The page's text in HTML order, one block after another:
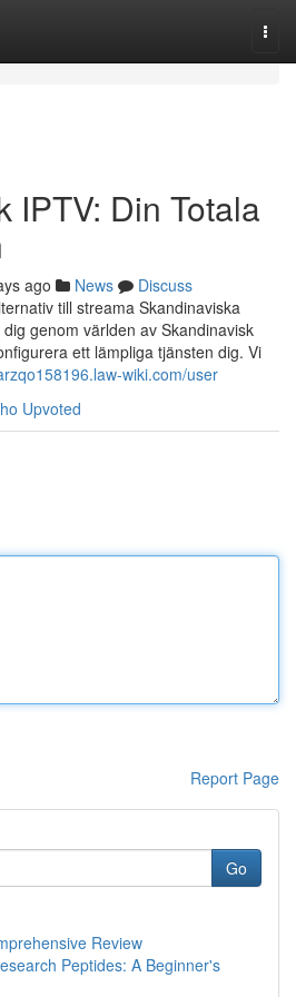
IPTV: Din Totala
ago News
Discuss
till streama Skandinaviska
genom världen av Skandinavisk
ett lämpliga tjänsten dig. Vi
wiki.com/user
Upvoted
Report Page
Go
Review
Peptides: A Beginner's